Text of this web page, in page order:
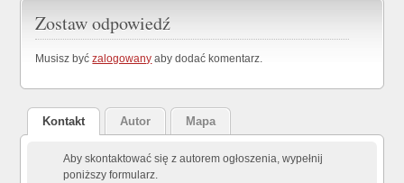
Zostaw odpowiedź
Musisz byćzalogowany aby dodać komentarz.
Kontakt Autor Mapa
Aby skontaktować się z autorem ogłoszenia, wypełnij
poniższy formularz.